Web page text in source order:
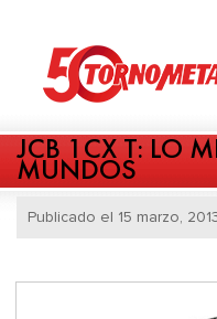
JCB 1CX T: LO
MUNDOS
Publicado el 15 marzo, 2013